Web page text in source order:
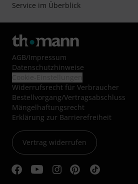
Service im Überblick
AGB/Impressum
Datenschutzhinweise
Widerrufsrecht für Verbraucher
Bestellvorgang/Vertragsabschluss
Mängelhaftungsrecht
Erklärung zur Barrierefreiheit
Vertrag widerrufen